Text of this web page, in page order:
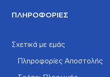
ΠΛΗΡΟΦΟΡΊΕΣ
Σχετικά με εμάς
Πληροφορίες Αποστολής